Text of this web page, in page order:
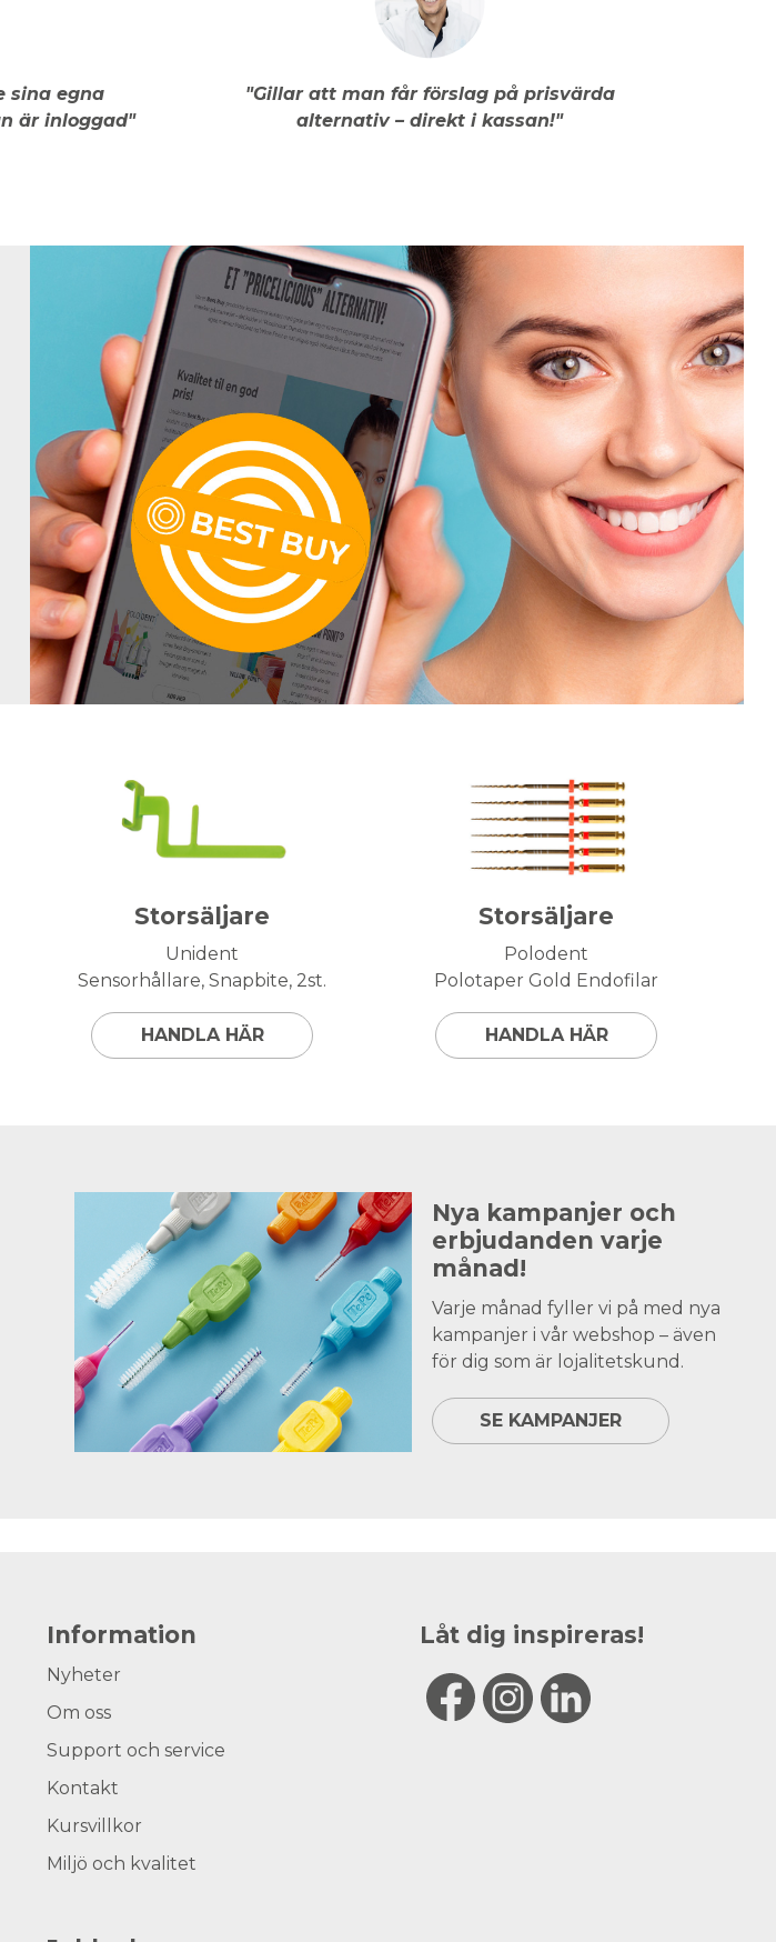
sina egna
är inloggad"
"Gillar att man får förslag på prisvärda
alternativ – direkt i kassan!"
Storsäljare
Unident
Sensorhållare, Snapbite, 2st.
HANDLA HÄR
Storsäljare
Polodent
Polotaper Gold Endofilar
HANDLA HÄR
Nya kampanjer och
erbjudanden varje
månad!
Varje månad fyller vi på med nya
kampanjer i vår webshop – även
för dig som är lojalitetskund.
SE KAMPANJER
Information
Nyheter
Om oss
Support och service
Kontakt
Kursvillkor
Miljö och kvalitet
Låt dig inspireras!